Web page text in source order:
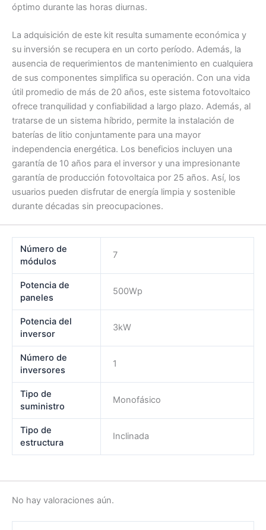
óptimo durante las horas diurnas.
La adquisición de este kit resulta sumamente económica y
su inversión se recupera en un corto período. Además, la
ausencia de requerimientos de mantenimiento en cualquiera
de sus componentes simplifica su operación. Con una vida
útil promedio de más de 20 años, este sistema fotovoltaico
ofrece tranquilidad y confiabilidad a largo plazo. Además, al
tratarse de un sistema híbrido, permite la instalación de
baterías de litio conjuntamente para una mayor
independencia energética. Los beneficios incluyen una
garantía de 10 años para el inversor y una impresionante
garantía de producción fotovoltaica por 25 años. Así, los
usuarios pueden disfrutar de energía limpia y sostenible
durante décadas sin preocupaciones.
Número de
módulos
7
Potencia de
paneles
500Wp
Potencia del
inversor
3kW
Número de
inversores
1
Tipo de
suministro
Monofásico
Tipo de
estructura
Inclinada
No hay valoraciones aún.